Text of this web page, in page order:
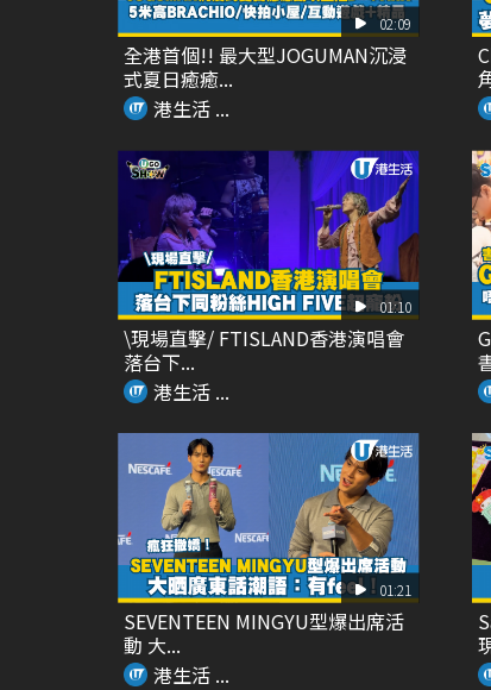
02:09
全港首個!! 最大型JOGUMAN沉浸
式夏日癒癒...
港生活 ...
01:10
\現場直擊/ FTISLAND香港演唱會
落台下...
港生活 ...
01:21
SEVENTEEN MINGYU型爆出席活
動 大...
港生活 ...